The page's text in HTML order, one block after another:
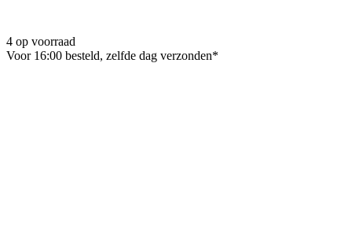
4 op voorraad
Voor 16:00 besteld, zelfde dag verzonden*